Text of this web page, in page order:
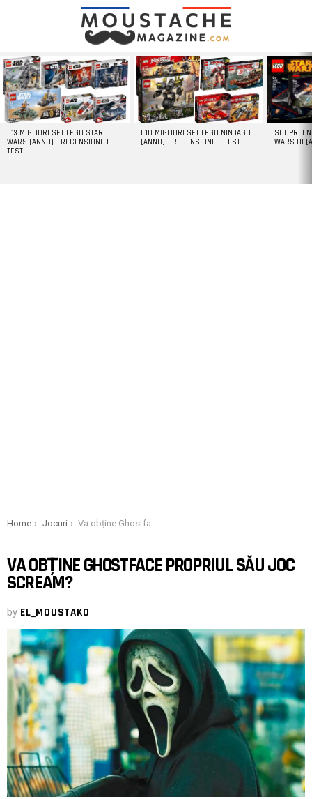
LATEST
STORIES
I 13 MIGLIORI SET LEGO STAR
WARS [ANNO] – RECENSIONE E
TEST
I 10 MIGLIORI SET LEGO NINJAGO
[ANNO] – RECENSIONE E TEST
SCOPRI I
WARS DI
You are here:
Home Jocuri Va obține Ghostface propriul său joc Scream?
VA OBȚINE GHOSTFACE PROPRIUL SĂU JOC
SCREAM?
by EL_MOUSTAKO